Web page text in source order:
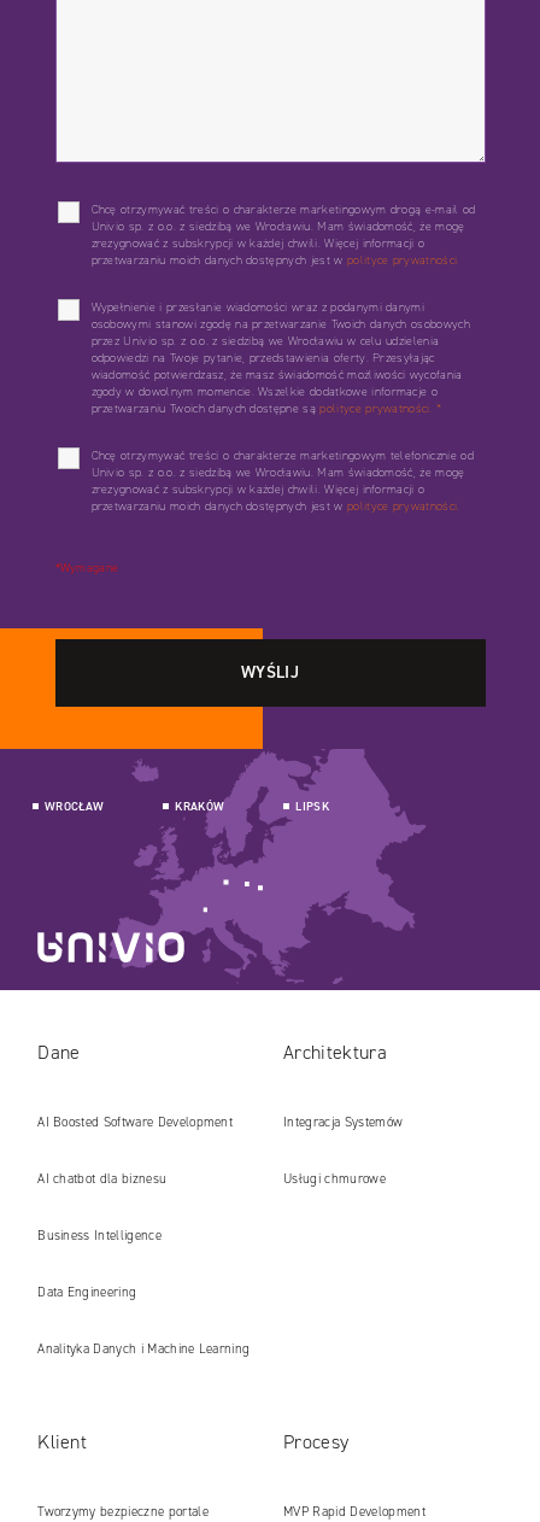
Chcę otrzymywać treści o charakterze marketingowym drogą e-mail od
Univio sp. z o.o. z siedzibą we Wrocławiu. Mam świadomość, że mogę
zrezygnować z subskrypcji w każdej chwili. Więcej informacji o
przetwarzaniu moich danych dostępnych jest w polityce prywatności.
Wypełnienie i przesłanie wiadomości wraz z podanymi danymi
osobowymi stanowi zgodę na przetwarzanie Twoich danych osobowych
przez Univio sp. z o.o. z siedzibą we Wrocławiu w celu udzielenia
odpowiedzi na Twoje pytanie, przedstawienia oferty. Przesyłając
wiadomość potwierdzasz, że masz świadomość możliwości wycofania
zgody w dowolnym momencie. Wszelkie dodatkowe informacje o
przetwarzaniu Twoich danych dostępne sąpolityce prywatności. *
Chcę otrzymywać treści o charakterze marketingowym telefonicznie od
Univio sp. z o.o. z siedzibą we Wrocławiu. Mam świadomość, że mogę
zrezygnować z subskrypcji w każdej chwili. Więcej informacji o
przetwarzaniu moich danych dostępnych jest w polityce prywatności.
*Wymagane
WROCŁAW KRAKÓW LIPSK
Dane
AI Boosted Software Development
AI chatbot dla biznesu
Business Intelligence
Data Engineering
Analityka Danych i Machine Learning
Architektura
Integracja Systemów
Usługi chmurowe
Klient
Tworzymy bezpieczne portale
Procesy
MVP Rapid Development